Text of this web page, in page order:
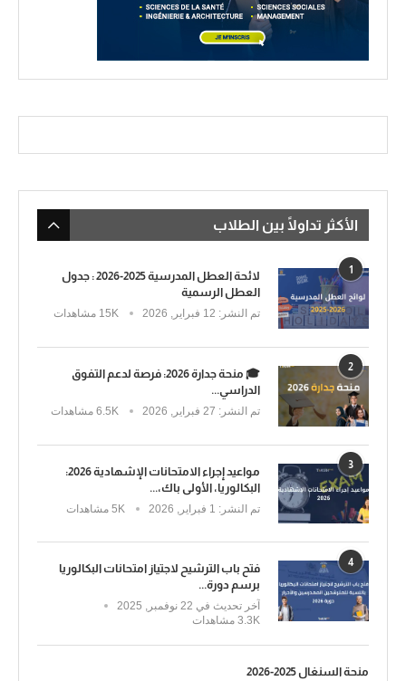
الأكثر تداولًا بين الطلاب
1
لائحة العطل المدرسية 2025-2026 : جدول
العطل الرسمية
تم النشر: 15K مشاهدات
2
🎓 منحة جدارة 2026: فرصة لدعم التفوق
الدراسي...
تم النشر: 6.5K مشاهدات
3
مواعيد إجراء الامتحانات الإشهادية 2026:
البكالوريا، الأولى باك،...
تم النشر: 5K مشاهدات
4
فتح باب الترشيح لاجتياز امتحانات البكالوريا
برسم دورة...
آخر تحديث في
3.3K مشاهدات
منحة السنغال 2025-2026